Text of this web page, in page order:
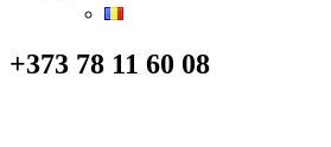
+373 78 11 60 08